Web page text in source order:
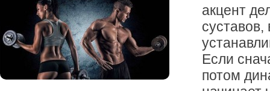
акцент
Если
потом